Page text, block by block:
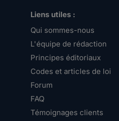
Liens utiles :
Qui sommes-nous
L'équipe de rédaction
Principes éditoriaux
Codes et articles de loi
Forum
FAQ
Témoignages clients